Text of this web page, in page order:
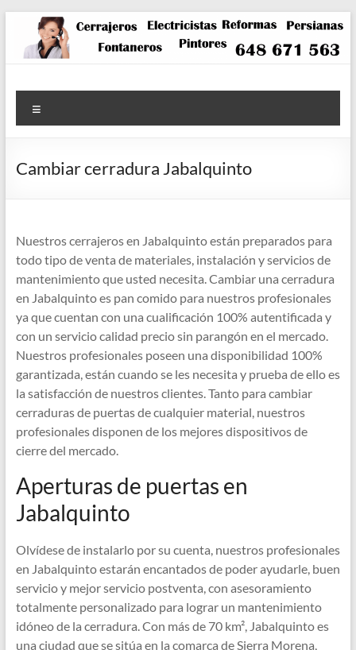
contenido
Cambiar cerradura Jabalquinto
Nuestros cerrajeros en Jabalquinto están preparados para
todo tipo de venta de materiales, instalación y servicios de
mantenimiento que usted necesita. Cambiar una cerradura
en Jabalquinto es pan comido para nuestros profesionales
ya que cuentan con una cualificación 100% autentificada y
con un servicio calidad precio sin parangón en el mercado.
Nuestros profesionales poseen una disponibilidad 100%
garantizada, están cuando se les necesita y prueba de ello es
la satisfacción de nuestros clientes. Tanto para cambiar
cerraduras de puertas de cualquier material, nuestros
profesionales disponen de los mejores dispositivos de
cierre del mercado.
Aperturas de puertas en
Jabalquinto
Olvídese de instalarlo por su cuenta, nuestros profesionales
en Jabalquinto estarán encantados de poder ayudarle, buen
servicio y mejor servicio postventa, con asesoramiento
totalmente personalizado para lograr un mantenimiento
idóneo de la cerradura. Con más de 70 km², Jabalquinto es
una ciudad que se sitúa en la comarca de Sierra Morena,